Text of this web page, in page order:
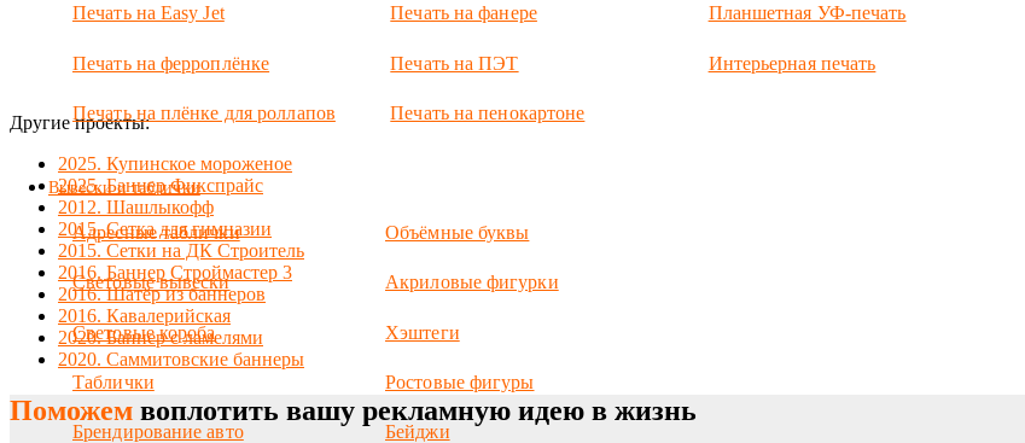
Печать на Easy Jet
Печать на ферроплёнке
Печать на плёнке для роллапов
Печать на фанере
Печать на ПЭТ
Печать на пенокартоне
Планшетная УФ-печать
Интерьерная печать
Вывески и таблички
Адресные таблички
Световые вывески
Световые короба
Таблички
Брендирование авто
Объёмные буквы
Акриловые фигурки
Хэштеги
Ростовые фигуры
Бейджи
Другие проекты:
2025. Купинское мороженое
2025. Баннер Фикспрайс
2012. Шашлыкофф
2015. Сетка для гимназии
2015. Сетки на ДК Строитель
2016. Баннер Строймастер 3
2016. Шатёр из баннеров
2016. Кавалерийская
2020. Баннер с ламелями
2020. Саммитовские баннеры
Поможем воплотить вашу рекламную идею в жизнь